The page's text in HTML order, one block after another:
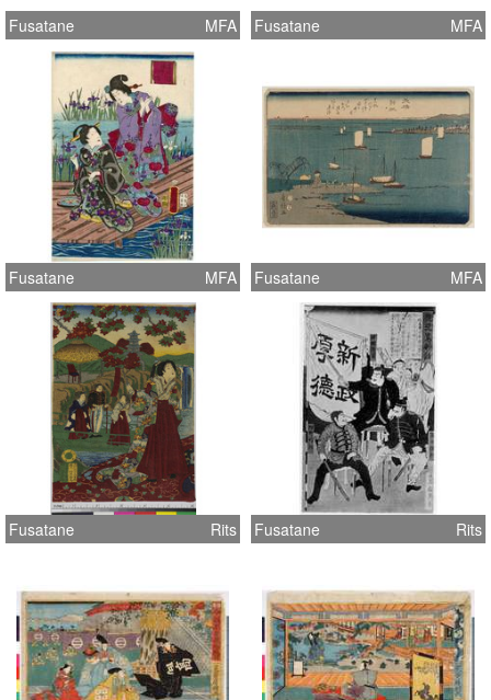
Fusatane MFA Fusatane MFA
Fusatane MFA Fusatane MFA
Fusatane Rits Fusatane Rits